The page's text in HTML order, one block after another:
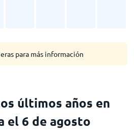
para más información
últimos años en
el 6 de agosto